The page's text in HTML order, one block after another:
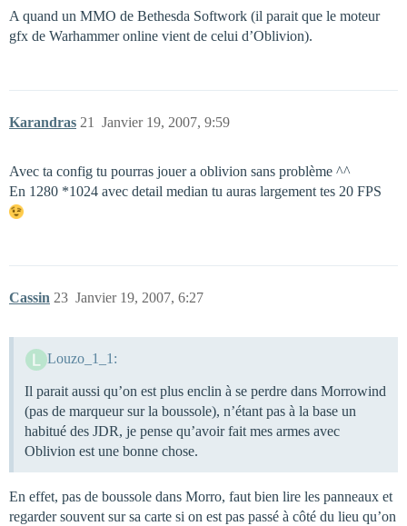
A quand un MMO de Bethesda Softwork (il parait que le moteur
gfx de Warhammer online vient de celui d’Oblivion).
Karandras Janvier 19, 2007, 9:59
21
Avec ta config tu pourras jouer a oblivion sans problème ^^
En 1280 *1024 avec detail median tu auras largement tes 20 FPS
Cassin Janvier 19, 2007, 6:27
23
Louzo_1_1:
Il parait aussi qu’on est plus enclin à se perdre dans Morrowind
(pas de marqueur sur la boussole), n’étant pas à la base un
habitué des JDR, je pense qu’avoir fait mes armes avec
Oblivion est une bonne chose.
En effet, pas de boussole dans Morro, faut bien lire les panneaux et
regarder souvent sur sa carte si on est pas passé à côté du lieu qu’on